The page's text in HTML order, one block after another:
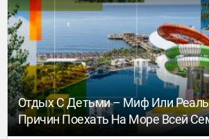
Отдых С Детьми – Миф Или
Причин Поехать На Море Всей